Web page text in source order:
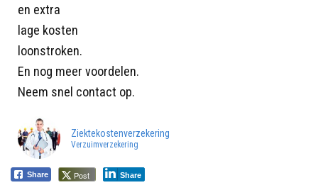
en extra
lage kosten
loonstroken.
En nog meer voordelen.
Neem snel contact op.
Ziektekostenverzekering
Verzuimverzekering
Share Post Share